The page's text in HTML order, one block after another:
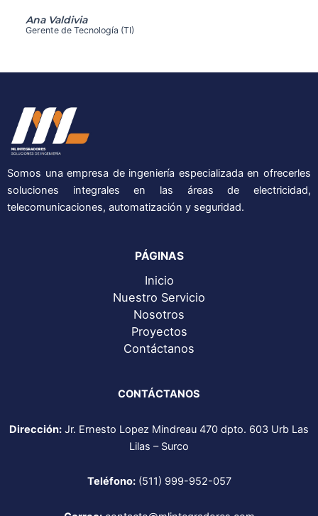
Ana Valdivia
Gerente de Tecnología (TI)
Somos una empresa de ingeniería especializada en ofrecerles
soluciones integrales en las áreas de electricidad,
telecomunicaciones, automatización y seguridad.
PÁGINAS
Inicio
Nuestro Servicio
Nosotros
Proyectos
Contáctanos
CONTÁCTANOS
Dirección: Jr. Ernesto Lopez Mindreau 470 dpto. 603 Urb Las
Lilas – Surco
Teléfono: (511) 999-952-057